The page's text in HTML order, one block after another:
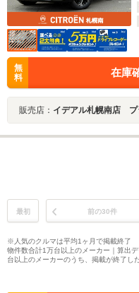
無
料
在庫
販売店： イデアル札幌南店 プジョー札幌南
最初 前の30件
※人気のクルマは平均1ヶ月で掲載終了
物件数合計1万台以上のメーカー｜算出
台以上のメーカーのうち、掲載が終了し